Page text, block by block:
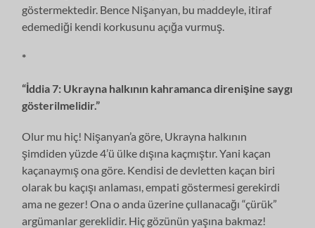
göstermektedir. Bence Nişanyan, bu maddeyle, itiraf
edemediği kendi korkusunu açığa vurmuş.
*
“İddia 7: Ukrayna halkının kahramanca direnişine saygı
gösterilmelidir.”
Olur mu hiç! Nişanyan’a göre, Ukrayna halkının
şimdiden yüzde 4’ü ülke dışına kaçmıştır. Yani kaçan
kaçanaymış ona göre. Kendisi de devletten kaçan biri
olarak bu kaçışı anlaması, empati göstermesi gerekirdi
ama ne gezer! Ona o anda üzerine çullanacağı “çürük”
argümanlar gereklidir. Hiç gözünün yaşına bakmaz!